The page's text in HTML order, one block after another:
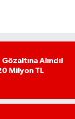
Alındı!
Milyon TL